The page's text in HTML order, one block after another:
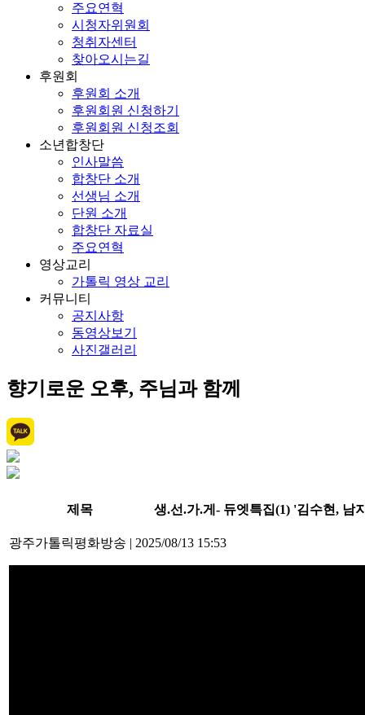
주요연혁
시청자위원회
청취자센터
찾아오시는길
후원회
후원회 소개
후원회원 신청하기
후원회원 신청조회
소년합창단
인사말씀
합창단 소개
선생님 소개
단원 소개
합창단 자료실
주요연혁
영상교리
가톨릭 영상 교리
커뮤니티
공지사항
동영상보기
사진갤러리
향기로운 오후, 주님과 함께
제목 생.선.가.게- 듀엣특집(1) '김수현, 남
광주가톨릭평화방송 | 2025/08/13 15:53